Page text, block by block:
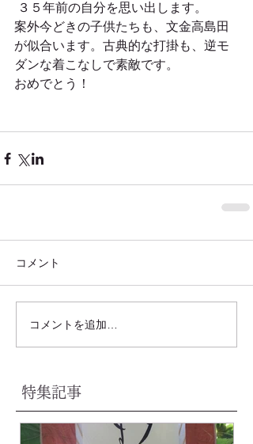
３５年前の自分を思い出します。
案外今どきの子供たちも、文金高島田
が似合います。古典的な打掛も、逆モ
ダンな着こなしで素敵です。
おめでとう！
コメント
コメントを追加…
特集記事